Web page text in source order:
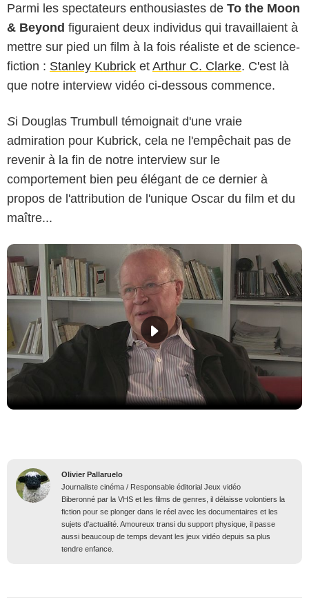
Parmi les spectateurs enthousiastes de To the Moon
& Beyond figuraient deux individus qui travaillaient à
mettre sur pied un film à la fois réaliste et de science-
fiction : Stanley Kubrick et Arthur C. Clarke. C'est là
que notre interview vidéo ci-dessous commence.
Si Douglas Trumbull témoignait d'une vraie
admiration pour Kubrick, cela ne l'empêchait pas de
revenir à la fin de notre interview sur le
comportement bien peu élégant de ce dernier à
propos de l'attribution de l'unique Oscar du film et du
maître...
Olivier Pallaruelo
Journaliste cinéma / Responsable éditorial Jeux vidéo
Biberonné par la VHS et les films de genres, il délaisse volontiers la
fiction pour se plonger dans le réel avec les documentaires et les
sujets d'actualité. Amoureux transi du support physique, il passe
aussi beaucoup de temps devant les jeux vidéo depuis sa plus
tendre enfance.